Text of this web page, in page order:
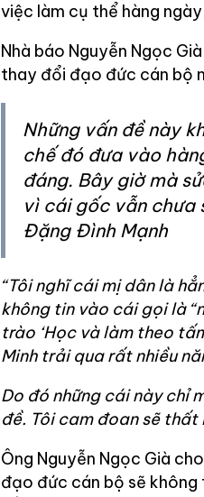
việc làm cụ thể hàng
Nhà báo Nguyễn Ngọc
thay đổi đạo đức cán bộ
Những vấn đề này
chế đó đưa vào
đáng. Bây giờ mà
vì cái gốc vẫn chưa
Đặng Đình Mạnh
“Tôi nghĩ cái mị dân là
không tin vào cái gọi là
trào ‘Học và làm theo
Minh trải qua rất nhiều
Do đó những cái này chỉ
đề. Tôi cam đoan sẽ thất
Ông Nguyễn Ngọc Già
đạo đức cán bộ sẽ